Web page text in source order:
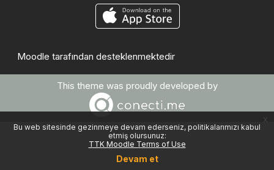
Bu web sitesinde gezinmeye devam ederseniz, politikalarımızı kabul
etmiş olursunuz:
TTK Moodle Terms of Use
Devam et
x
Moodle tarafından desteklenmektedir
This theme was proudly developed by